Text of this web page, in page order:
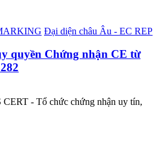
Đại diện châu Âu - EC REP
quyền Chứng nhận CE từ
CERT - Tổ chức chứng nhận uy tín,